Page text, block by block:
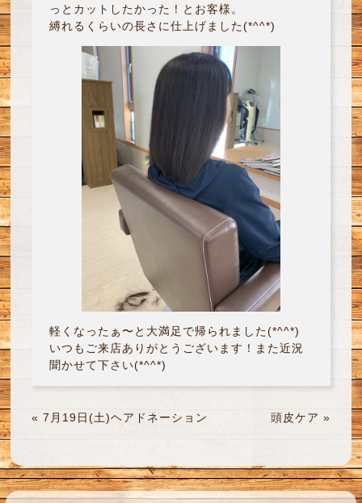
っとカットしたかった！とお客様。
縛れるくらいの長さに仕上げました(*^^*)
軽くなったぁ〜と大満足で帰られました(*^^*)
いつもご来店ありがとうございます！また近況
聞かせて下さい(*^^*)
« 7月19日(土)ヘアドネーション 頭皮ケア »